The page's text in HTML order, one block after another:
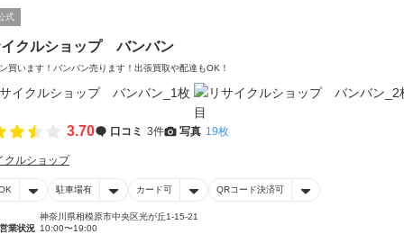
式
クルショップ バンバン
買います！バンバン売ります！出張買取や配達もOK！
3.70 口コミ 3件 写真 19枚
クルショップ
駐車場有 カード可 QRコード決済可
神奈川県相模原市中央区光が丘1-15-21
業状況 10:00〜19:00